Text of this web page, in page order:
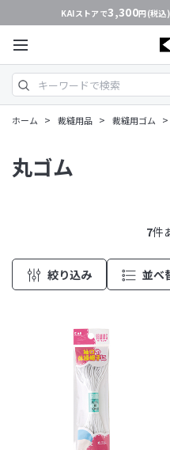
KAIストアで3,300円(税込
ホーム > 裁縫用品 > 裁縫用ゴム >
丸ゴム
7件
絞り込み 並べ